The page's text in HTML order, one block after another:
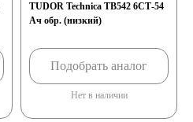
TUDOR Technica TB542 6СТ-54
Ач обр. (низкий)
Подобрать аналог
Нет в наличии